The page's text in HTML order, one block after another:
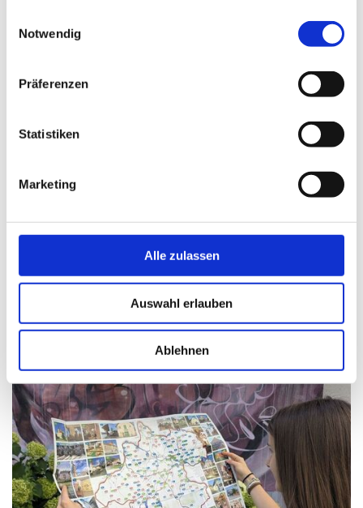
Notwendig
Präferenzen
Statistiken
Marketing
Alle zulassen
Auswahl erlauben
Ablehnen
forum oö geschichte
Museen & Sammlungen in OÖ